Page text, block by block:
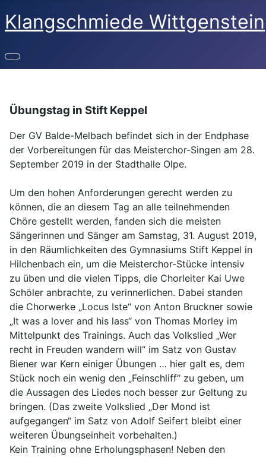
Klangschmiede Wittgenstein
Übungstag in Stift Keppel
Der GV Balde-Melbach befindet sich in der Endphase
der Vorbereitungen für das Meisterchor-Singen am 28.
September 2019 in der Stadthalle Olpe.
Um den hohen Anforderungen gerecht werden zu
können, die an diesem Tag an alle teilnehmenden
Chöre gestellt werden, fanden sich die meisten
Sängerinnen und Sänger am Samstag, 31. August 2019,
in den Räumlichkeiten des Gymnasiums Stift Keppel in
Hilchenbach ein, um die Meisterchor-Stücke intensiv
zu üben und die vielen Tipps, die Chorleiter Kai Uwe
Schöler anbrachte, zu verinnerlichen. Dabei standen
die Chorwerke „Locus Iste“ von Anton Bruckner sowie
„It was a lover and his lass“ von Thomas Morley im
Mittelpunkt des Trainings. Auch das Volkslied „Wer
recht in Freuden wandern will“ im Satz von Gustav
Biener war Kern einiger Übungen … hier galt es, dem
Stück noch ein wenig den „Feinschliff“ zu geben, um
die Aussagen des Liedes noch besser zur Geltung zu
bringen. (Das zweite Volkslied „Der Mond ist
aufgegangen“ im Satz von Adolf Seifert bleibt einer
weiteren Übungseinheit vorbehalten.)
Kein Training ohne Erholungsphasen! Neben den